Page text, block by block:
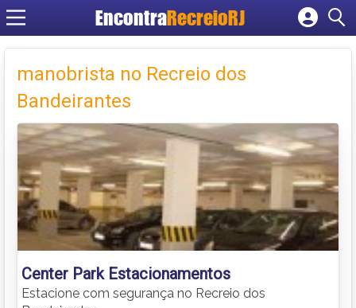
EncontraRecreioRJ
Cadastrar empresa
Criar conta
manobrista no Recreio dos
Bandeirantes
Center Park Estacionamentos
Estacione com segurança no Recreio dos